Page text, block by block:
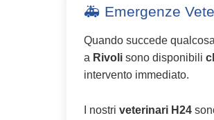
🚑 Emergenze
Quando succede
a Rivoli sono disponibili
intervento immediato.
I nostri veterinari H24